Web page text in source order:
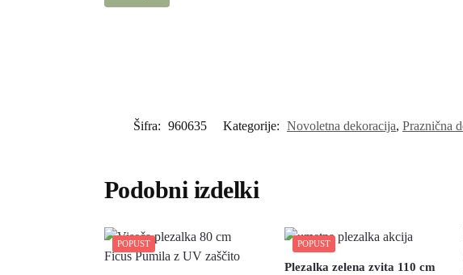
Šifra: 960635 Kategorije: Novoletna dekoracija, Praznična
Podobni izdelki
POPUST POPUST
Plezalka zelena zvita 110 cm